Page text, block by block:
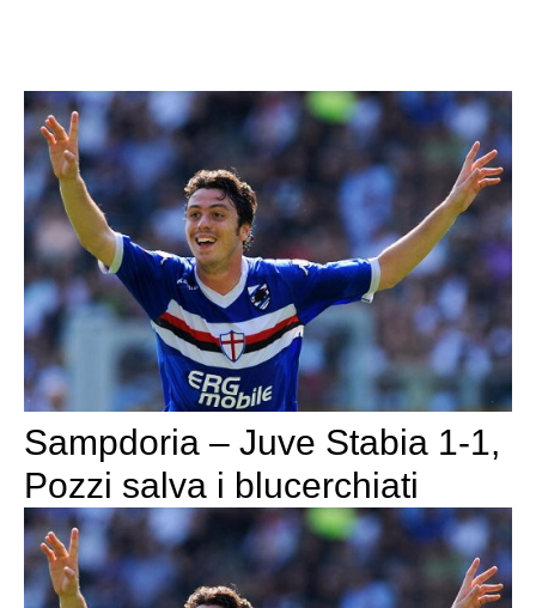
Sampdoria – Juve Stabia 1-1,
Pozzi salva i blucerchiati